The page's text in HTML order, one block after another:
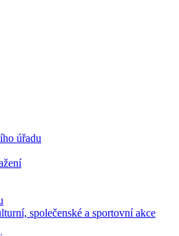
úřadu
společenské a sportovní akce